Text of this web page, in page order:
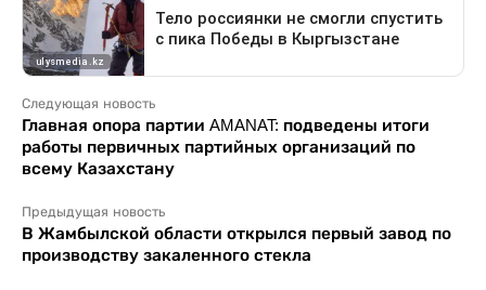
Следующая новость
Главная опора партии AMANAT: подведены итоги
работы первичных партийных организаций по
всему Казахстану
Предыдущая новость
В Жамбылской области открылся первый завод по
производству закаленного стекла